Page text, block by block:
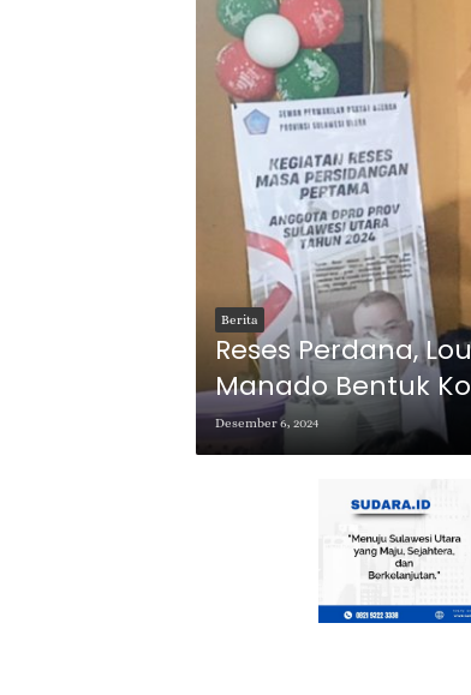
Berita
Reses Perdana,
Manado Bentuk
Bergizi
Desember 6, 2024